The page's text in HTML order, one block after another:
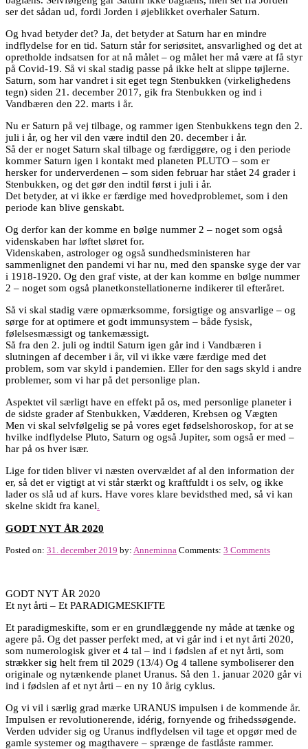
ser det sådan ud, fordi Jorden i øjeblikket overhaler Saturn.
Og hvad betyder det? Ja, det betyder at Saturn har en mindre
indflydelse for en tid. Saturn står for seriøsitet, ansvarlighed og det at
opretholde indsatsen for at nå målet – og målet her må være at få styr
på Covid-19. Så vi skal stadig passe på ikke helt at slippe tøjlerne.
Saturn, som har vandret i sit eget tegn Stenbukken (virkelighedens
tegn) siden 21. december 2017, gik fra Stenbukken og ind i
Vandbæren den 22. marts i år.
Nu er Saturn på vej tilbage, og rammer igen Stenbukkens tegn den 2.
juli i år, og her vil den være indtil den 20. december i år.
Så der er noget Saturn skal tilbage og færdiggøre, og i den periode
kommer Saturn igen i kontakt med planeten PLUTO – som er
hersker for underverdenen – som siden februar har stået 24 grader i
Stenbukken, og det gør den indtil først i juli i år.
Det betyder, at vi ikke er færdige med hovedproblemet, som i den
periode kan blive genskabt.
Og derfor kan der komme en bølge nummer 2 – noget som også
videnskaben har løftet sløret for.
Videnskaben, astrologer og også sundhedsministeren har
sammenlignet den pandemi vi har nu, med den spanske syge der var
i 1918-1920. Og den graf viste, at der kan komme en bølge nummer
2 – noget som også planetkonstellationerne indikerer til efteråret.
Så vi skal stadig være opmærksomme, forsigtige og ansvarlige – og
sørge for at optimere et godt immunsystem – både fysisk,
følelsesmæssigt og tankemæssigt.
Så fra den 2. juli og indtil Saturn igen går ind i Vandbæren i
slutningen af december i år, vil vi ikke være færdige med det
problem, som var skyld i pandemien. Eller for den sags skyld i andre
problemer, som vi har på det personlige plan.
Aspektet vil særligt have en effekt på os, med personlige planeter i
de sidste grader af Stenbukken, Vædderen, Krebsen og Vægten
Men vi skal selvfølgelig se på vores eget fødselshoroskop, for at se
hvilke indflydelse Pluto, Saturn og også Jupiter, som også er med –
har på os hver især.
Lige for tiden bliver vi næsten overvældet af al den information der
er, så det er vigtigt at vi står stærkt og kraftfuldt i os selv, og ikke
lader os slå ud af kurs. Have vores klare bevidsthed med, så vi kan
skelne skidt fra kanel.
GODT NYT ÅR 2020
Posted on: 31. december 2019 by: Anneminna Comments: 3 Comments
GODT NYT ÅR 2020
Et nyt årti – Et PARADIGMESKIFTE
Et paradigmeskifte, som er en grundlæggende ny måde at tænke og
agere på. Og det passer perfekt med, at vi går ind i et nyt årti 2020,
som numerologisk giver et 4 tal – ind i fødslen af et nyt årti, som
strækker sig helt frem til 2029 (13/4) Og 4 tallene symboliserer den
originale og nytænkende planet Uranus. Så den 1. januar 2020 går vi
ind i fødslen af et nyt årti – en ny 10 årig cyklus.
Og vi vil i særlig grad mærke URANUS impulsen i de kommende år.
Impulsen er revolutionerende, idérig, fornyende og frihedssøgende.
Verden udvider sig og Uranus indflydelsen vil tage et opgør med de
gamle systemer og magthavere – sprænge de fastlåste rammer.